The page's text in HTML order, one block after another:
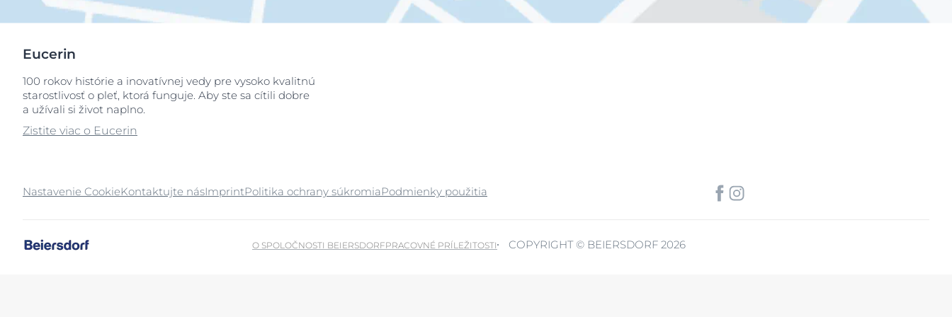
Eucerin
100 rokov histórie a inovatívnej vedy pre vysoko kvalitnú
starostlivosť o pleť, ktorá funguje. Aby ste sa cítili dobre
a užívali si život naplno.
Zistite viac o Eucerin
Nastavenie CookieKontaktujte násImprintPolitika ochrany súkromiaPodmienky použitia
O SPOLOČNOSTI BEIERSDORFPRACOVNÉ PRÍLEŽITOSTI COPYRIGHT © BEIERSDORF 2026